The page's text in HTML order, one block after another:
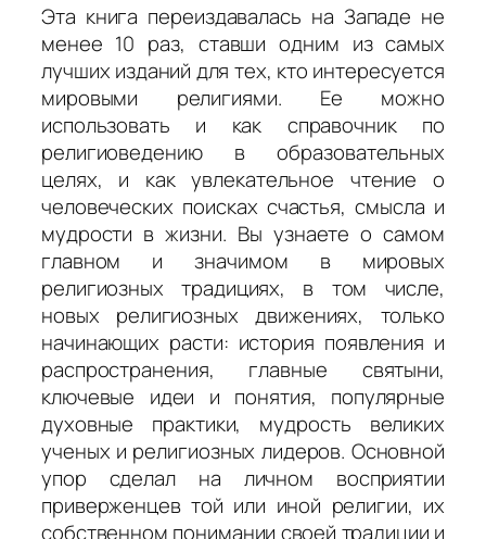
Эта книга переиздавалась на Западе не
менее 10 раз, ставши одним из самых
лучших изданий для тех, кто интересуется
мировыми религиями. Ее можно
использовать и как справочник по
религиоведению в образовательных
целях, и как увлекательное чтение о
человеческих поисках счастья, смысла и
мудрости в жизни. Вы узнаете о самом
главном и значимом в мировых
религиозных традициях, в том числе,
новых религиозных движениях, только
начинающих расти: история появления и
распространения, главные святыни,
ключевые идеи и понятия, популярные
духовные практики, мудрость великих
ученых и религиозных лидеров. Основной
упор сделал на личном восприятии
приверженцев той или иной религии, их
собственном понимании своей традиции и